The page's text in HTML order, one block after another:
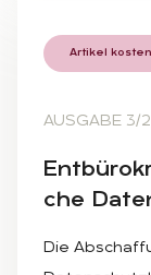
Artikel
AUSGABE 3/
che
Die